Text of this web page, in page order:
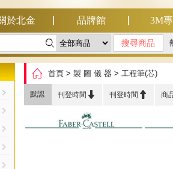
於北金 品牌館 3M

 首頁 > 製 圖 儀 器 > 工程筆(芯)
默認 刊登時間  刊登時間  商